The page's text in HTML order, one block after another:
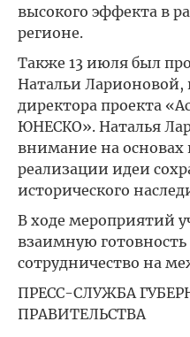
высокого эффекта в
регионе.
Также 13 июля был
Натальи Ларионовой,
директора проекта
ЮНЕСКО». Наталья
внимание на
реализации идеи
исторического
В ходе мероприятий
взаимную
сотрудничество на
ПРЕСС-СЛУЖБА
ПРАВИТЕЛЬСТВА